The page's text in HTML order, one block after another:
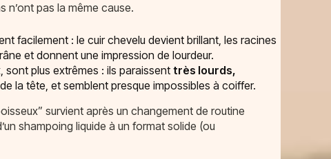
n’ont pas la même cause.
facilement : le cuir chevelu devient brillant, les racines
et donnent une impression de lourdeur.
sont plus extrêmes : ils paraissent très lourds,
la tête, et semblent presque impossibles à coiffer.
survient après un changement de routine
shampoing liquide à un format solide (ou